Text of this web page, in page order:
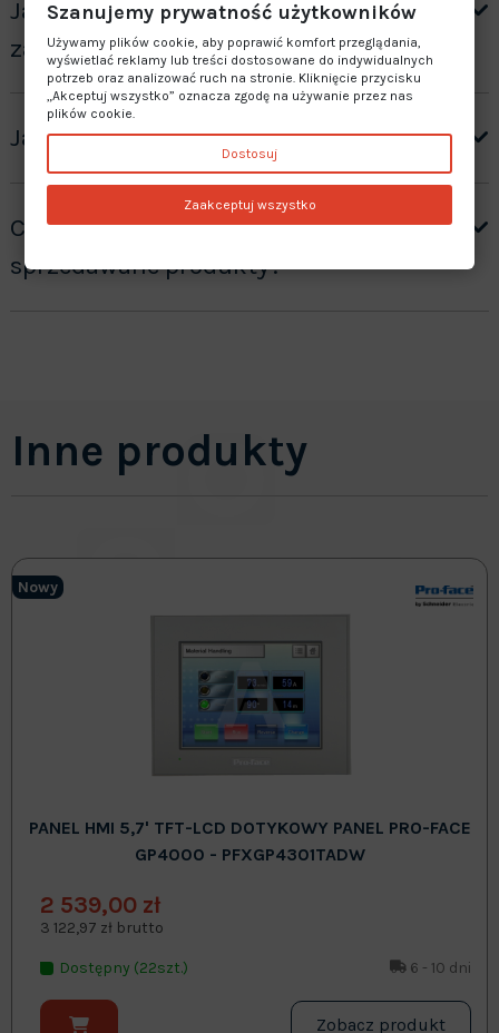
Jak otrzymać wycenę produktów ”na
zamówienie”?
Jaki jest czas realizacji zamówienia?
Czy oferujecie gwarancję na
sprzedawane produkty?
Inne produkty
Nowy
PANEL HMI 5,7' TFT-LCD DOTYKOWY PANEL PRO-FACE
GP4000 - PFXGP4301TADW
2 539,00 zł
3 122,97 zł brutto
Dostępny (22szt.) 6 - 10 dni
Zobacz produkt
Szanujemy prywatność użytkowników
Używamy plików cookie, aby poprawić komfort przeglądania,
wyświetlać reklamy lub treści dostosowane do indywidualnych
potrzeb oraz analizować ruch na stronie. Kliknięcie przycisku
„Akceptuj wszystko” oznacza zgodę na używanie przez nas
plików cookie.
Dostosuj
Zaakceptuj wszystko